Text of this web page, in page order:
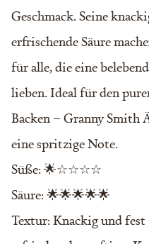
Geschmack. Seine
erfrischende Säure
für alle, die eine
lieben. Ideal für den
Backen – Granny Smith
eine spritzige Note.
Süße: 🌟☆☆☆☆
Säure: 🌟🌟🌟🌟🌟
Textur: Knackig und